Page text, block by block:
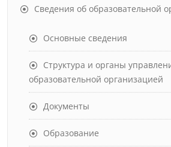
Сведения об образовательной
Основные сведения
Структура и органы
образовательной организацией
Документы
Образование